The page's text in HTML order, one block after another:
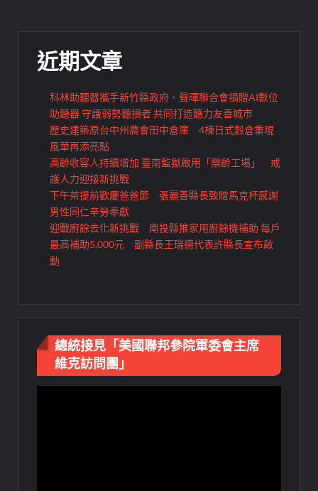
近期文章
科林助聽器攜手新竹縣政府、聲暉聯合會捐贈AI數位
助聽器 守護弱勢聽損者 共同打造聽力友善城市
歷史建築原台中州農會田中倉庫 4棟日式穀倉重現
風華再添亮點
高齡收容人持續增加 臺南監獄啟用「樂齡工場」 戒
護人力迎接新挑戰
下午茶提前歡慶爸爸節 張麗善縣長致贈馬克杯感謝
男性同仁辛勞奉獻
迎戰廚餘去化新挑戰 南投縣推家用廚餘機補助 每戶
最高補助5,000元 副縣長王瑞德代表許縣長宣布啟
動
總統接見「美國聯邦參院軍委會主席
維克訪問團」